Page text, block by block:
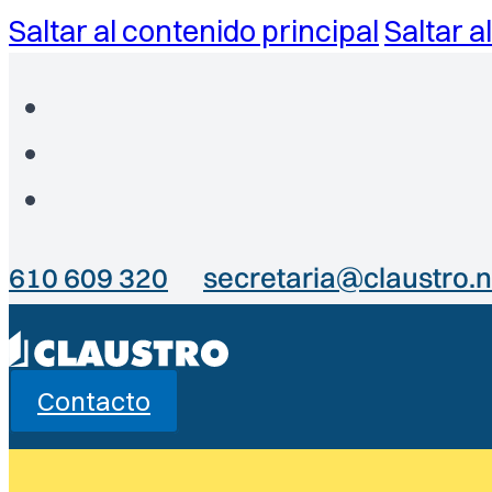
Saltar al contenido principalSaltar
610 609 320
Contacto